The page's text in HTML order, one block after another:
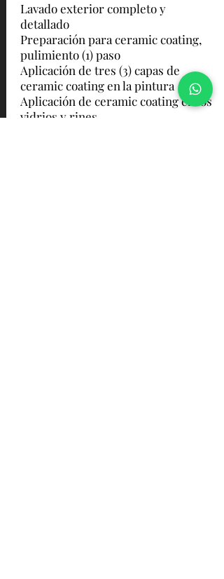
Lavado exterior completo y
detallado
Preparación para ceramic coating,
pulimiento (1) paso
Aplicación de tres (3) capas de
ceramic coating en la pintura
Aplicación de ceramic coating en los
vidrios y rines